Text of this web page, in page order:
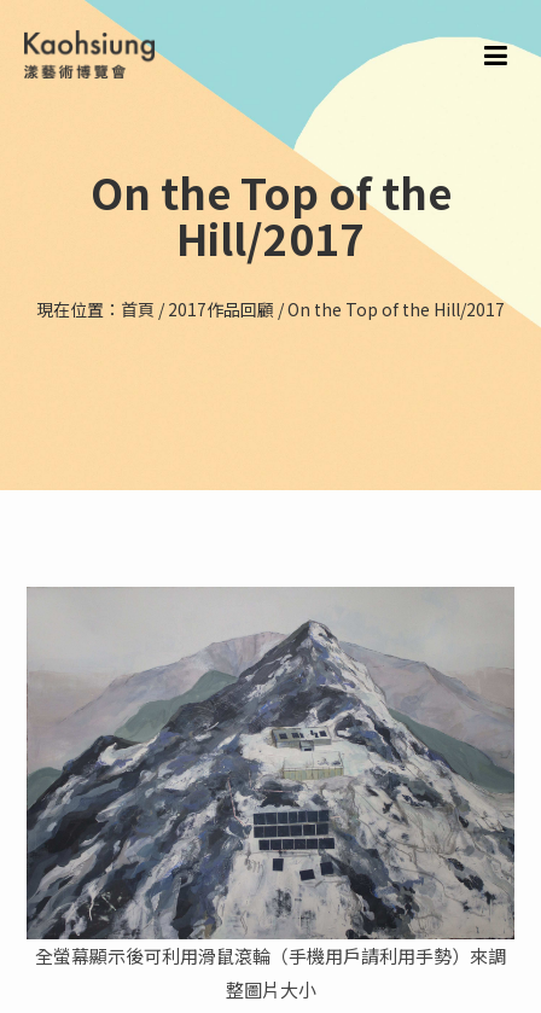
On the Top of the
Hill/2017
現在位置： 首頁 /2017作品回顧 /On the Top of the Hill/2017
全螢幕顯示後可利用滑鼠滾輪（手機用戶請利用手勢）來調
整圖片大小